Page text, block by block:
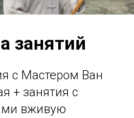
занятий
с Мастером Ван
+ занятия с
вживую